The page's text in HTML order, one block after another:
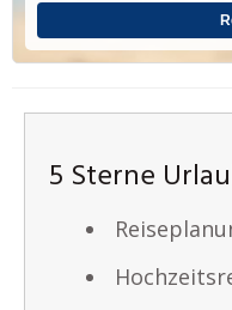
5 Sterne